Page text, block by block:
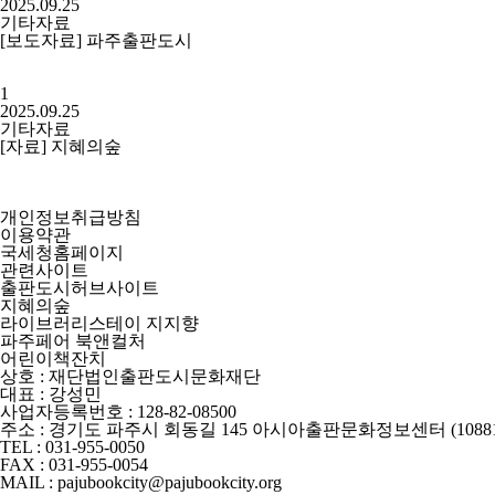
2025.09.25
기타자료
[보도자료] 파주출판도시
1
2025.09.25
기타자료
[자료] 지혜의숲
개인정보취급방침
이용약관
국세청홈페이지
관련사이트
출판도시허브사이트
지혜의숲
라이브러리스테이 지지향
파주페어 북앤컬처
어린이책잔치
상호 : 재단법인출판도시문화재단
대표 : 강성민
사업자등록번호 : 128-82-08500
주소 : 경기도 파주시 회동길 145 아시아출판문화정보센터
TEL : 031-955-0050
FAX : 031-955-0054
MAIL : pajubookcity@pajubookcity.org